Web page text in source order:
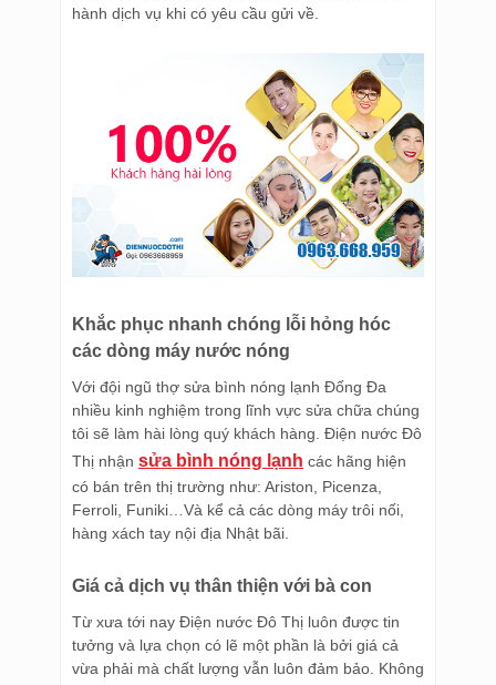
hành dịch vụ khi có yêu cầu gửi về.
Khắc phục nhanh chóng lỗi hỏng hóc
các dòng máy nước nóng
Với đội ngũ thợ sửa bình nóng lạnh Đống Đa
nhiều kinh nghiệm trong lĩnh vực sửa chữa chúng
tôi sẽ làm hài lòng quý khách hàng. Điện nước Đô
Thị nhận sửa bình nóng lạnh các hãng hiện
có bán trên thị trường như: Ariston, Picenza,
Ferroli, Funiki…Và kể cả các dòng máy trôi nối,
hàng xách tay nội địa Nhật bãi.
Giá cả dịch vụ thân thiện với bà con
Từ xưa tới nay Điện nước Đô Thị luôn được tin
tưởng và lựa chọn có lẽ một phần là bởi giá cả
vừa phải mà chất lượng vẫn luôn đảm bảo. Không